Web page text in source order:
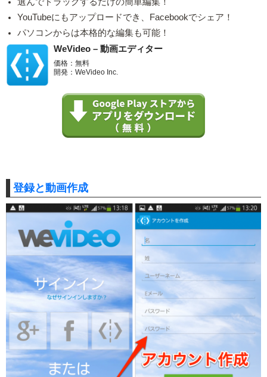
YouTubeにもアップロードでき、Facebookでシェア！
パソコンからは本格的な編集も可能！
WeVideo – 動画エディター
価格：無料
開発：WeVideo Inc.
登録と動画作成